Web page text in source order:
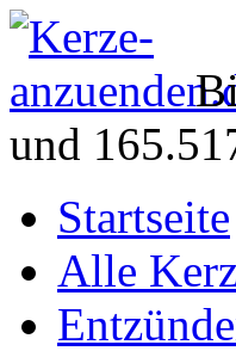
und
Startseite
Alle